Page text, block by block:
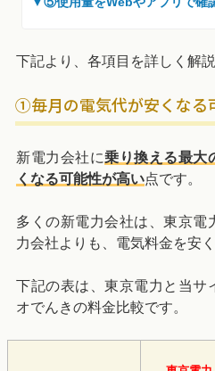
下記より、各項目を詳しく解
①毎月の電気代が安くなる
新電力会社に乗り換える最大
くなる可能性が高い点です。
多くの新電力会社は、東京電
力会社よりも、電気料金を安
下記の表は、東京電力と当サ
オでんきの料金比較です。